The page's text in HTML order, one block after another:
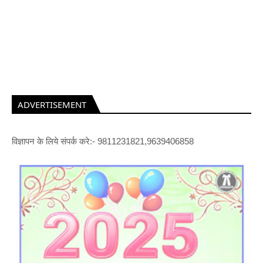
ADVERTISEMENT
विज्ञापन के लिये संपर्क करे:- 9811231821,9639406858